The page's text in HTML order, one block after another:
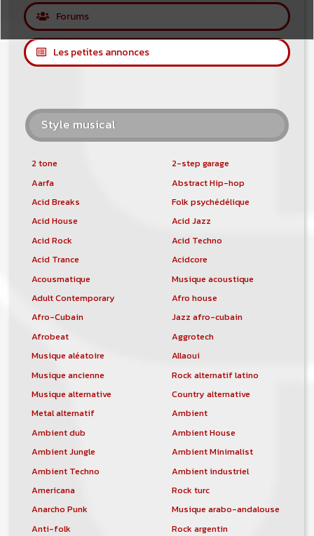
Forums
Les petites annonces
Style musical
2 tone
2-step garage
Aarfa
Abstract Hip-hop
Acid Breaks
Folk psychédélique
Acid House
Acid Jazz
Acid Rock
Acid Techno
Acid Trance
Acidcore
Acousmatique
Musique acoustique
Adult Contemporary
Afro house
Afro-Cubain
Jazz afro-cubain
Afrobeat
Aggrotech
Musique aléatoire
Allaoui
Musique ancienne
Rock alternatif latino
Musique alternative
Country alternative
Metal alternatif
Ambient
Ambient dub
Ambient House
Ambient Jungle
Ambient Minimalist
Ambient Techno
Ambient industriel
Americana
Rock turc
Anarcho Punk
Musique arabo-andalouse
Anti-folk
Rock argentin